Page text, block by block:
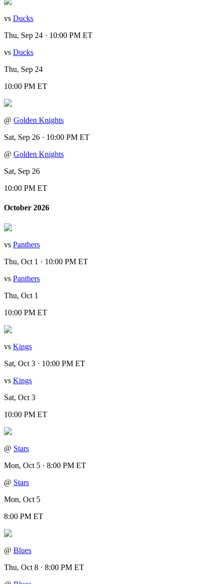
vs Ducks
Thu, Sep 24 · 10:00 PM ET
vs Ducks
Thu, Sep 24
10:00 PM ET
@ Golden Knights
Sat, Sep 26 · 10:00 PM ET
@ Golden Knights
Sat, Sep 26
10:00 PM ET
October 2026
vs Panthers
Thu, Oct 1 · 10:00 PM ET
vs Panthers
Thu, Oct 1
10:00 PM ET
vs Kings
Sat, Oct 3 · 10:00 PM ET
vs Kings
Sat, Oct 3
10:00 PM ET
@ Stars
Mon, Oct 5 · 8:00 PM ET
@ Stars
Mon, Oct 5
8:00 PM ET
@ Blues
Thu, Oct 8 · 8:00 PM ET